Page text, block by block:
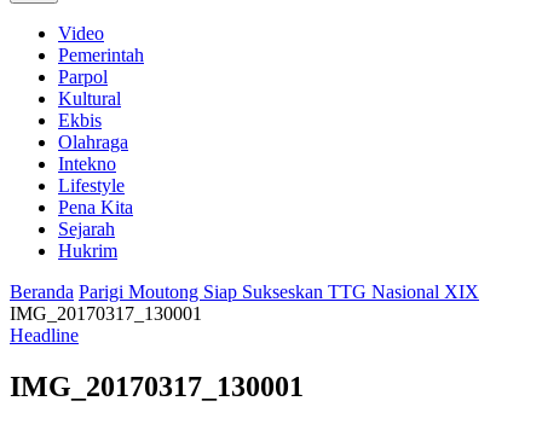
Video
Pemerintah
Parpol
Kultural
Ekbis
Olahraga
Intekno
Lifestyle
Pena Kita
Sejarah
Hukrim
Beranda Parigi Moutong Siap Sukseskan TTG Nasional XIX
IMG_20170317_130001
Headline
IMG_20170317_130001